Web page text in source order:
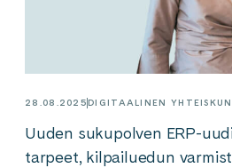
28.08.2025DIGITAALINEN
Uuden sukupolven ERP-
tarpeet, kilpailuedun